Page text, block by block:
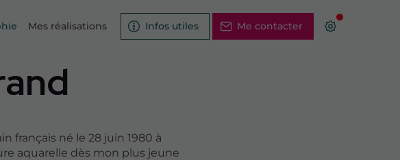
Mes réalisations Infos utiles Me contacter
français né le 28 juin 1980 à
aquarelle dès mon plus jeune